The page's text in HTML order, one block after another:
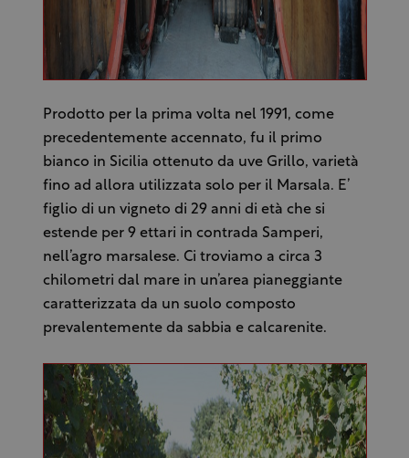
Prodotto per la prima volta nel 1991, come
precedentemente accennato, fu il primo
bianco in Sicilia ottenuto da uve Grillo, varietà
fino ad allora utilizzata solo per il Marsala. E’
figlio di un vigneto di 29 anni di età che si
estende per 9 ettari in contrada Samperi,
nell’agro marsalese. Ci troviamo a circa 3
chilometri dal mare in un’area pianeggiante
caratterizzata da un suolo composto
prevalentemente da sabbia e calcarenite.